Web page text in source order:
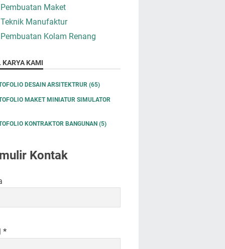
Maket
Manufaktur
Kolam Renang
KARYA KAMI
DESAIN ARSITEKTRUR (65)
MAKET MINIATUR SIMULATOR
KONTRAKTOR BANGUNAN (5)
Kontak
*